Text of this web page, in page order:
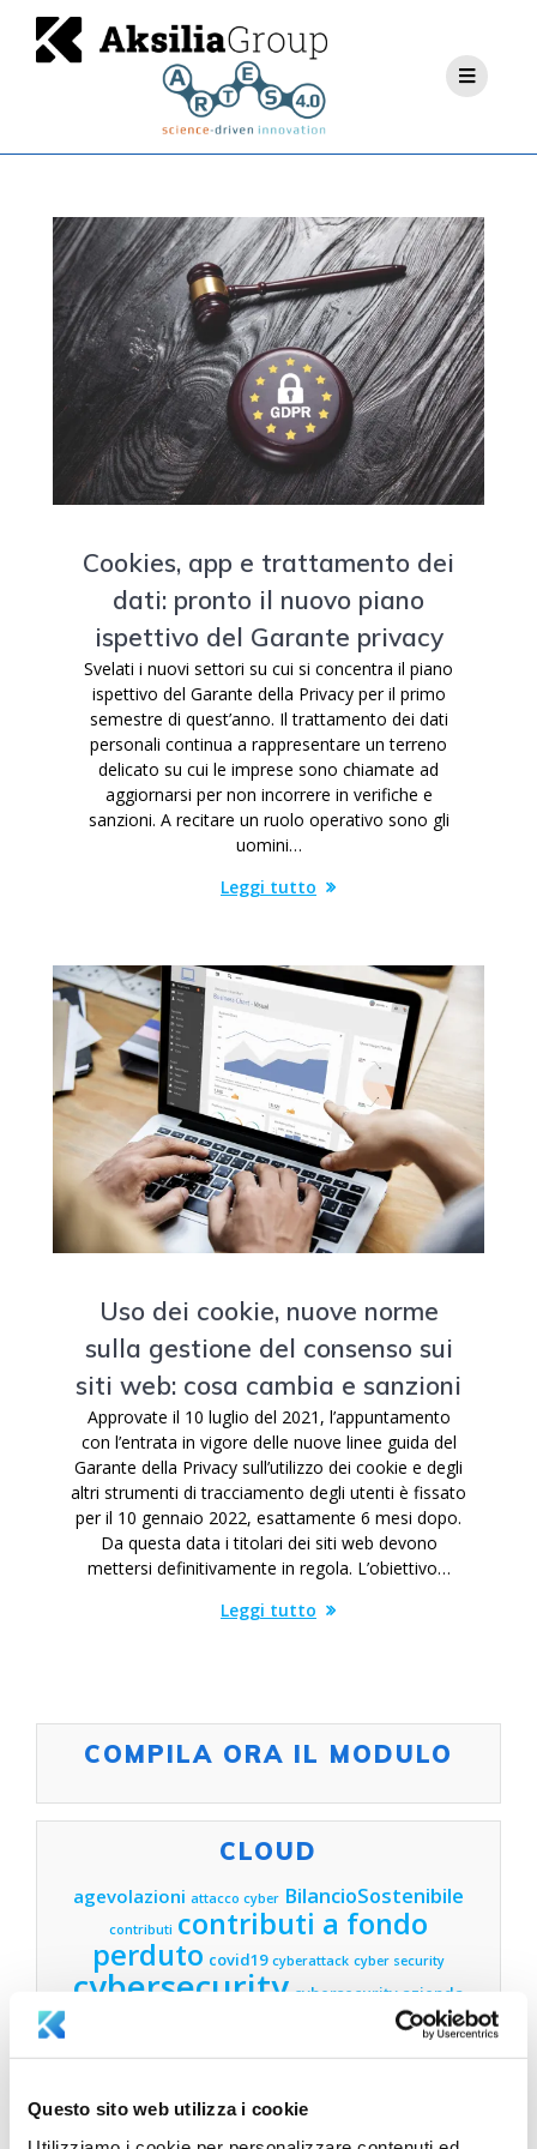
Questo sito web utilizza i cookie
Cookies, app e trattamento dei
dati: pronto il nuovo piano
ispettivo del Garante privacy
Svelati i nuovi settori su cui si concentra il piano
ispettivo del Garante della Privacy per il primo
semestre di quest’anno. Il trattamento dei dati
personali continua a rappresentare un terreno
delicato su cui le imprese sono chiamate ad
aggiornarsi per non incorrere in verifiche e
sanzioni. A recitare un ruolo operativo sono gli
uomini…
Leggi tutto
Uso dei cookie, nuove norme
sulla gestione del consenso sui
siti web: cosa cambia e sanzioni
Approvate il 10 luglio del 2021, l’appuntamento
con l’entrata in vigore delle nuove linee guida del
Garante della Privacy sull’utilizzo dei cookie e degli
altri strumenti di tracciamento degli utenti è fissato
per il 10 gennaio 2022, esattamente 6 mesi dopo.
Da questa data i titolari dei siti web devono
mettersi definitivamente in regola. L’obiettivo…
Leggi tutto
COMPILA ORA IL MODULO
CLOUD
agevolazioni attacco cyber BilancioSostenibile
contributi contributi a fondo
perduto covid19 cyberattack cyber security
cybersecurity cybersecurity azienda
cybersecurity
cybersecurity
finanza
agevolatafinanza agevolata
luccafinanza agevolata